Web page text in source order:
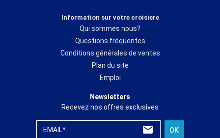
Information sur votre croisiere
Qui sommes nous?
Questions fréquentes
Conditions générales de ventes
Plan du site
Emploi
Newsletters
Recevez nos offres exclusives
EMAIL* OK